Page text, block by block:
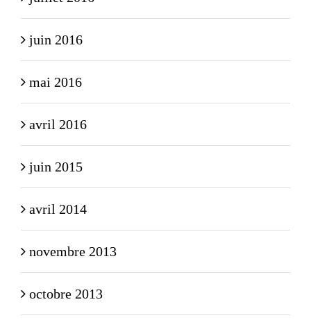
juin 2016
mai 2016
avril 2016
juin 2015
avril 2014
novembre 2013
octobre 2013